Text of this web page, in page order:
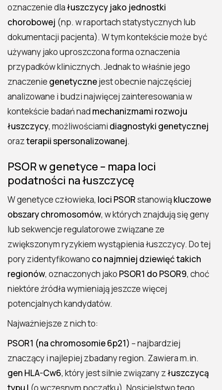
oznaczenie dlałuszczycy jako jednostki
chorobowej (np. w raportach statystycznych lub
dokumentacji pacjenta). W tym kontekście może być
używany jako uproszczona forma oznaczenia
przypadków klinicznych. Jednak to właśnie jego
znaczenie genetycznejest obecnie najczęściej
analizowane i budzi najwięcej zainteresowania w
kontekście badań nad mechanizmami rozwoju
łuszczycy, możliwościami diagnostyki genetycznej
orazterapii spersonalizowanej.
PSOR w genetyce – mapa loci
podatności na łuszczycę
W genetyce człowieka, loci PSORstanowiąkluczowe
obszary chromosomów, w których znajdują się geny
lub sekwencje regulatorowe związane ze
zwiększonym ryzykiem wystąpienia łuszczycy. Do tej
pory zidentyfikowano co najmniej dziewięć takich
regionów, oznaczonych jako PSOR1 do PSOR9, choć
niektóre źródła wymieniają jeszcze więcej
potencjalnych kandydatów.
Najważniejsze z nich to:
PSOR1 (na chromosomie 6p21) – najbardziej
znaczący i najlepiej zbadany region. Zawiera m.in.
gen HLA-Cw6, który jest silnie związany złuszczycą